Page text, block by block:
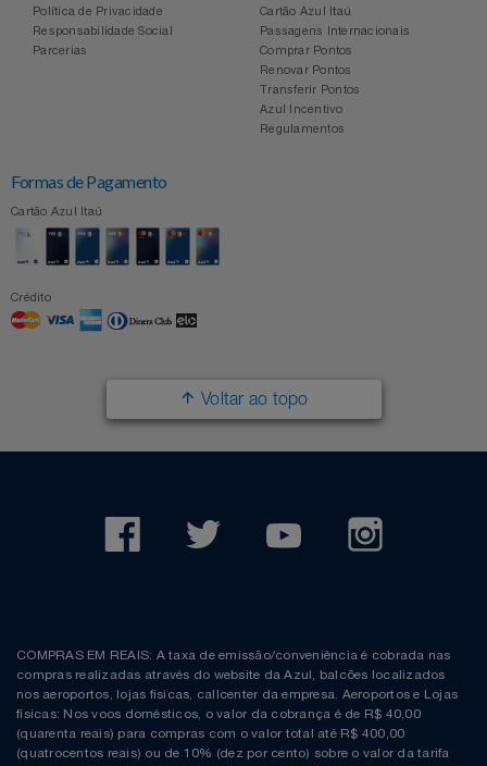
Política de Privacidade
Responsabilidade Social
Parcerias
Cartão Azul Itaú
Passagens Internacionais
Comprar Pontos
Renovar Pontos
Transferir Pontos
Azul Incentivo
Regulamentos
Formas de Pagamento
Cartão Azul Itaú
Crédito
Voltar ao topo
COMPRAS EM REAIS: A taxa de emissão/conveniência é cobrada nas
compras realizadas através do website da Azul, balcões localizados
nos aeroportos, lojas físicas, callcenter da empresa. Aeroportos e Lojas
físicas: Nos voos domésticos, o valor da cobrança é de R$ 40,00
(quarenta reais) para compras com o valor total até R$ 400,00
(quatrocentos reais) ou de 10% (dez por cento) sobre o valor da tarifa